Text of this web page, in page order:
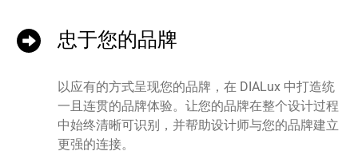
忠于您的品牌
以应有的方式呈现您的品牌，在 DIALux 中打造统
一且连贯的品牌体验。让您的品牌在整个设计过程
中始终清晰可识别，并帮助设计师与您的品牌建立
更强的连接。